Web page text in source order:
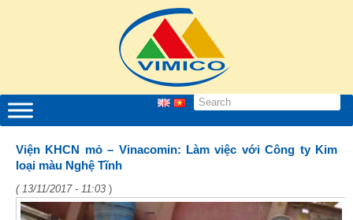
Viện KHCN mỏ – Vinacomin: Làm việc với Công ty Kim
loại màu Nghệ Tĩnh
( 13/11/2017 - 11:03 )